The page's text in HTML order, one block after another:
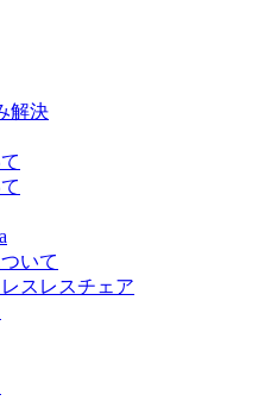
解決
いて
スレスチェア